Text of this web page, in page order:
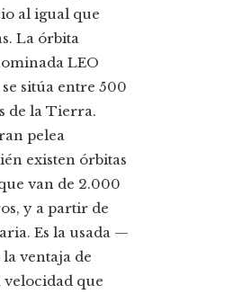
al igual que
La órbita
LEO
sitúa entre 500
de la Tierra.
pelea
existen órbitas
van de 2.000
y a partir de
Es la usada —
ventaja de
que